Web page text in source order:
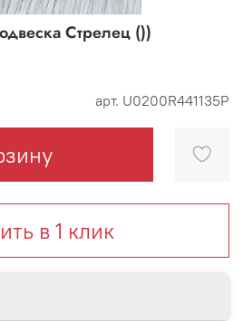
арт. U0200R441135P
Стрелец ())
в 1 клик